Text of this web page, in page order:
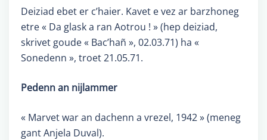
Deiziad ebet er c’haier. Kavet e vez ar barzhoneg
etre « Da glask a ran Aotrou ! » (hep deiziad,
skrivet goude « Bac’hañ », 02.03.71) ha «
Sonedenn », troet 21.05.71.
Pedenn an nijlammer
« Marvet war an dachenn a vrezel, 1942 » (meneg
gant Anjela Duval).